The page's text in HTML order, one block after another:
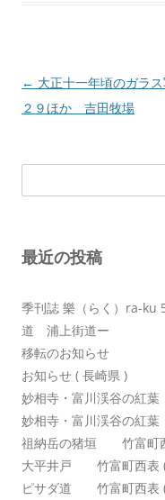
投
稿
ョ
← 大正十一年頃のガラ
２９ほか 吉田牧場
索:
最近の投稿
季刊誌 樂（らく）ra-
道 浦上街道ー
移転のお知らせ
お知らせ ( 長崎県 )
妙相寺・富川渓谷の紅
妙相寺・富川渓谷の紅
祖納岳の猪垣 竹富町
大平井戸 竹富町西表 (
ピサダ道 竹富町西表 (